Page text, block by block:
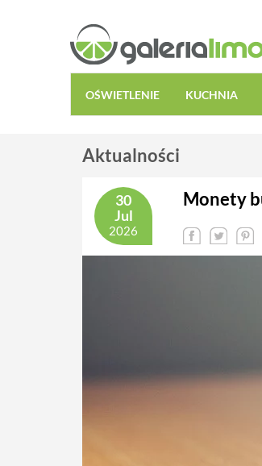
OŚWIETLENIE KUCHNIA
Aktualności
30
Jul
2026
Monety